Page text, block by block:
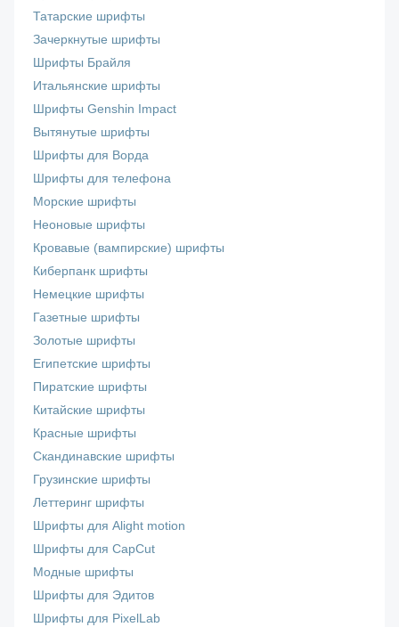
Татарские шрифты
Зачеркнутые шрифты
Шрифты Брайля
Итальянские шрифты
Шрифты Genshin Impact
Вытянутые шрифты
Шрифты для Ворда
Шрифты для телефона
Морские шрифты
Неоновые шрифты
Кровавые (вампирские) шрифты
Киберпанк шрифты
Немецкие шрифты
Газетные шрифты
Золотые шрифты
Египетские шрифты
Пиратские шрифты
Китайские шрифты
Красные шрифты
Скандинавские шрифты
Грузинские шрифты
Леттеринг шрифты
Шрифты для Alight motion
Шрифты для CapCut
Модные шрифты
Шрифты для Эдитов
Шрифты для PixelLab